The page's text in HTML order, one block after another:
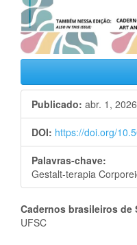
Publicado: abr. 1, 2026
DOI: https://doi.org/
Palavras-chave:
Gestalt-terapia
Conteúdo
Cadernos brasileiros de
UFSC